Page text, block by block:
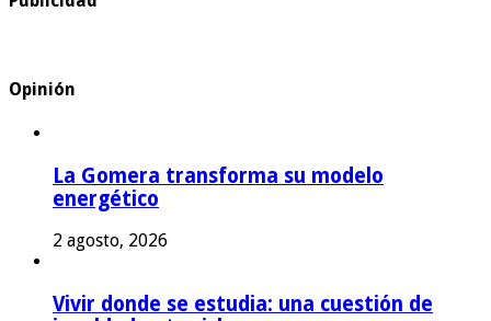
Opinión
La Gomera transforma su modelo
energético
2 agosto, 2026
Vivir donde se estudia: una cuestión de